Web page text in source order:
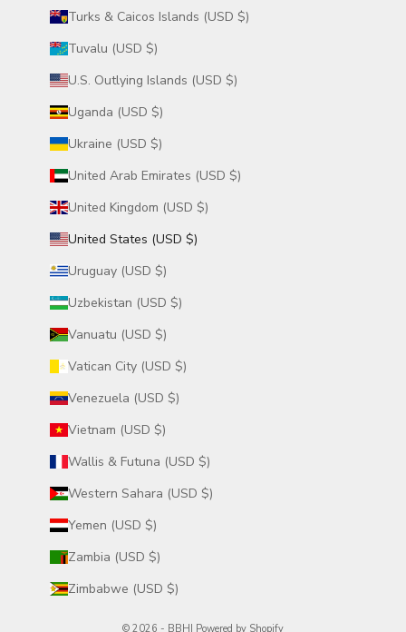
Turks & Caicos Islands (USD $)
Tuvalu (USD $)
U.S. Outlying Islands (USD $)
Uganda (USD $)
Ukraine (USD $)
United Arab Emirates (USD $)
United Kingdom (USD $)
United States (USD $)
Uruguay (USD $)
Uzbekistan (USD $)
Vanuatu (USD $)
Vatican City (USD $)
Venezuela (USD $)
Vietnam (USD $)
Wallis & Futuna (USD $)
Western Sahara (USD $)
Yemen (USD $)
Zambia (USD $)
Zimbabwe (USD $)
© 2026 - BBHI Powered by Shopify